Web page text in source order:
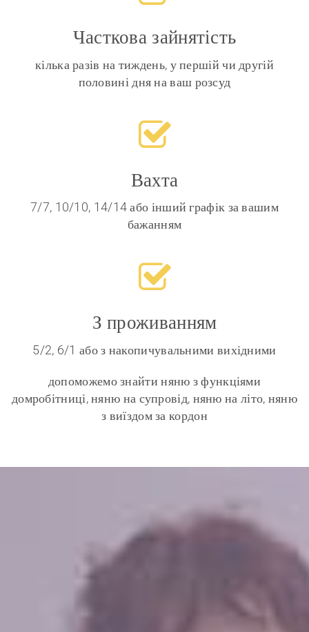
Часткова зайнятість
кілька разів на тиждень, у першій чи другій
половині дня на ваш розсуд
Вахта
7/7, 10/10, 14/14 або інший графік за вашим
бажанням
З проживанням
5/2, 6/1 або з накопичувальними вихідними
допоможемо знайти няню з функціями
домробітниці, няню на супровід, няню на літо, няню
з виїздом за кордон